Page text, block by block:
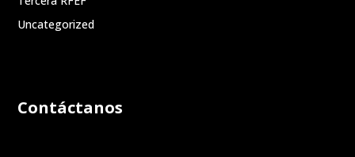
Uncategorized
Contáctanos